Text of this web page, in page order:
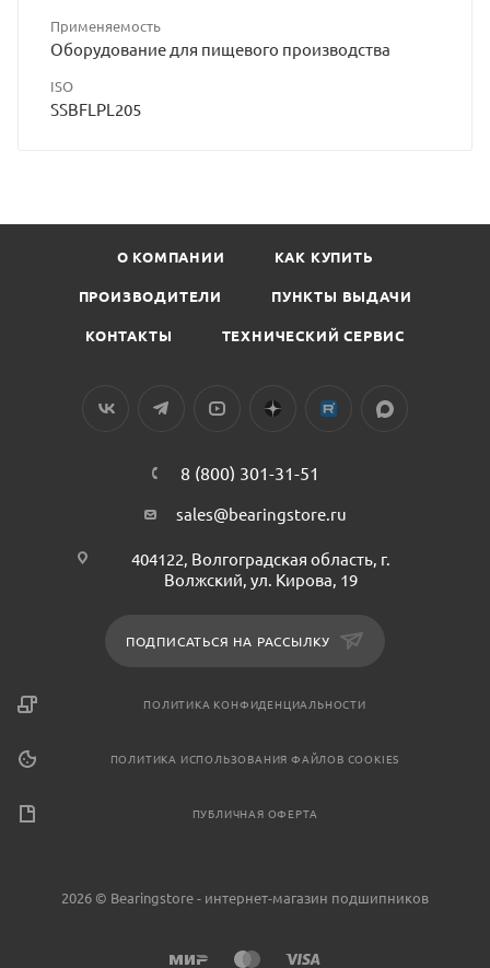
Применяемость
Оборудование для пищевого производства
ISO
SSBFLPL205
О КОМПАНИИ КАК КУПИТЬ
ПРОИЗВОДИТЕЛИ ПУНКТЫ ВЫДАЧИ
КОНТАКТЫ ТЕХНИЧЕСКИЙ СЕРВИС
8 (800) 301-31-51
sales@bearingstore.ru
404122, Волгоградская область, г.
Волжский, ул. Кирова, 19
ПОДПИСАТЬСЯ НА РАССЫЛКУ
ПОЛИТИКА КОНФИДЕНЦИАЛЬНОСТИ
ПОЛИТИКА ИСПОЛЬЗОВАНИЯ ФАЙЛОВ COOKIES
ПУБЛИЧНАЯ ОФЕРТА
2026 © Bearingstore - интернет-магазин подшипников